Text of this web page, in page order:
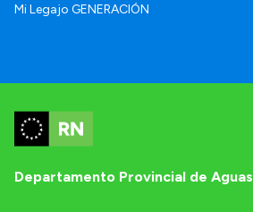
Mi Legajo GENERACIÓN
Departamento Provincial de Aguas